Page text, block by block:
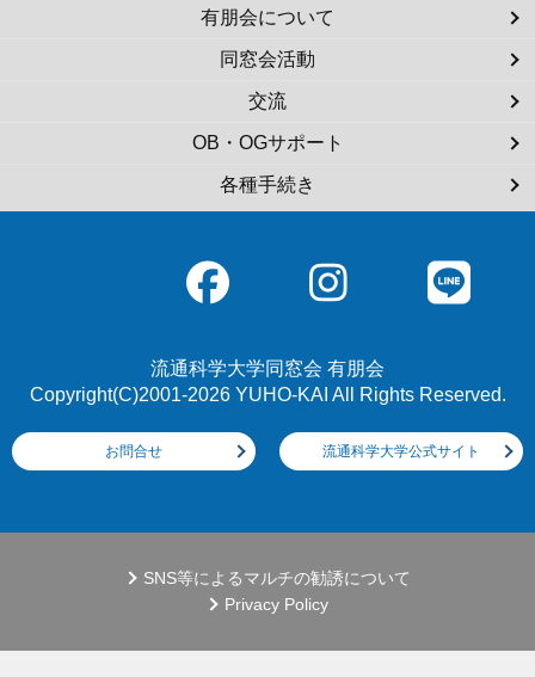
有朋会について
同窓会活動
交流
OB・OGサポート
各種手続き
流通科学大学同窓会 有朋会
Copyright(C)2001-2026 YUHO-KAI All Rights Reserved.
お問合せ 流通科学大学公式サイト
SNS等によるマルチの勧誘について
Privacy Policy